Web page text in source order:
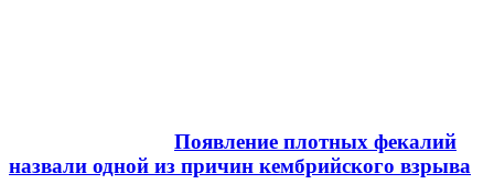
Появление плотных фекалий
назвали одной из причин кембрийского взрыва